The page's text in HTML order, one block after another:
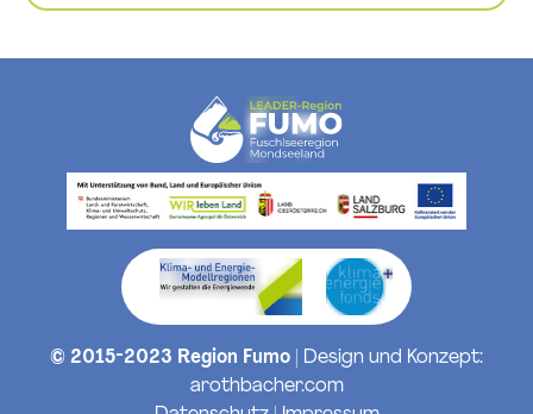
© 2015-2023 Region Fumo | Design und Konzept:
arothbacher.com